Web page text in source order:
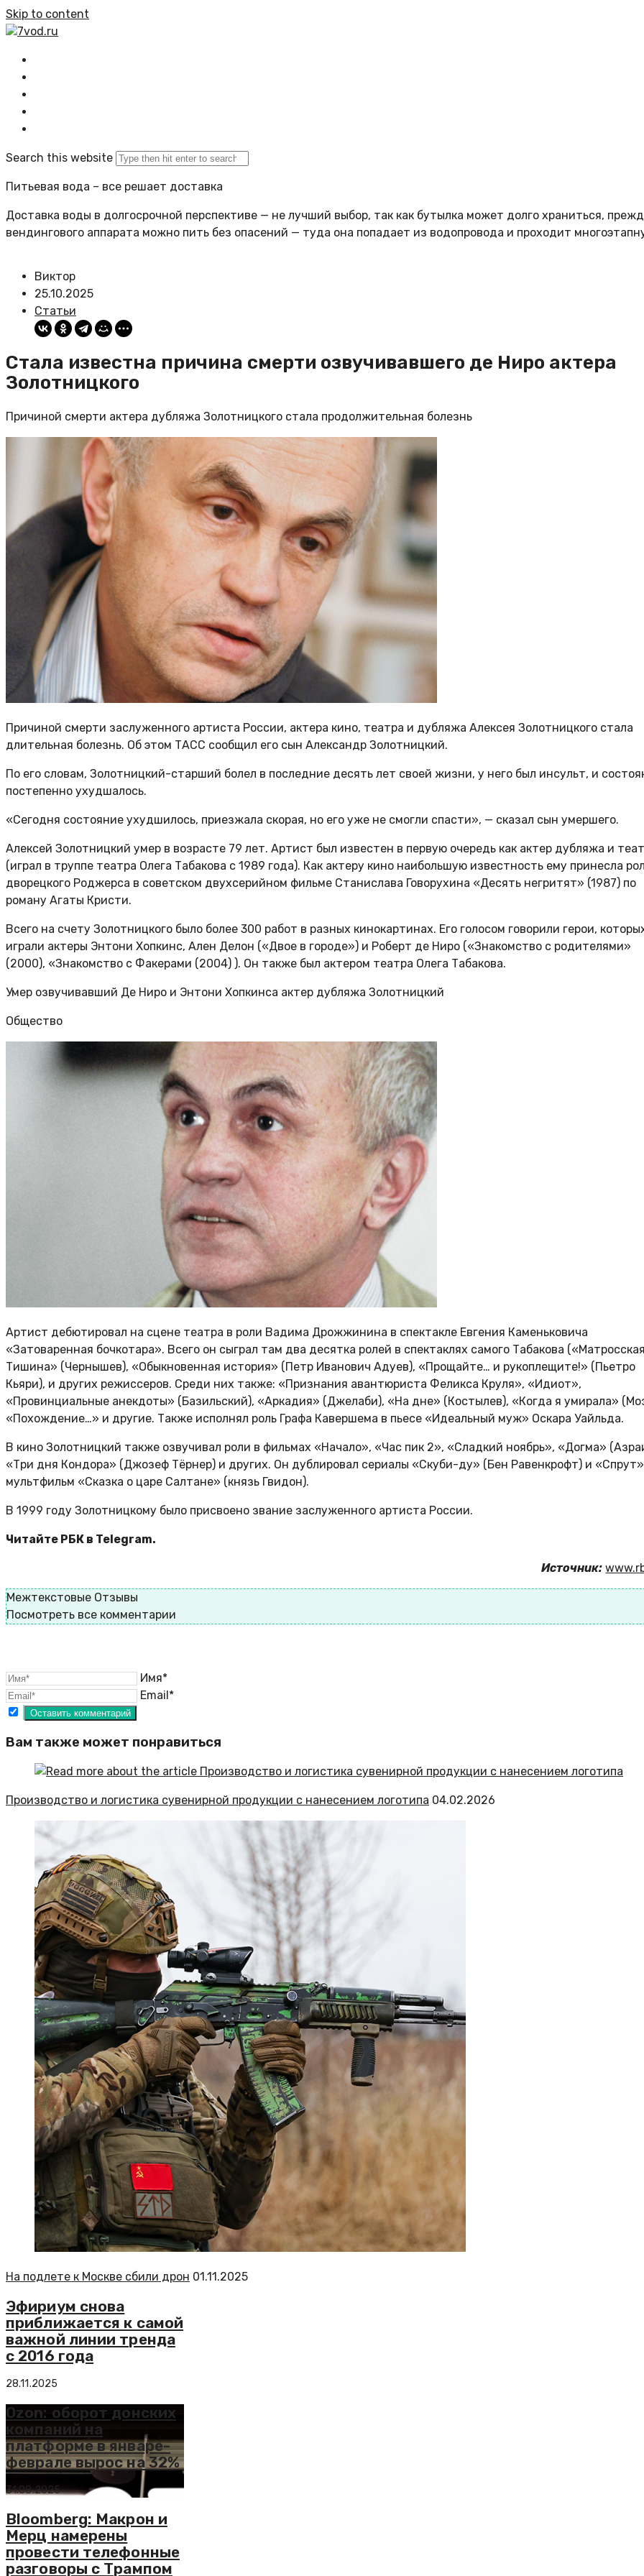
Skip to content
7vod.ru
Search this website
Питьевая вода – все решает доставка
Доставка воды в долгосрочной перспективе — не лучший выбор, так как бутылка может долго храниться,
вендингового аппарата можно пить без опасений — туда она попадает из водопровода и проходит
Виктор
25.10.2025
Статьи
Стала известна причина смерти озвучивавшего де Ниро актера
Золотницкого
Причиной смерти актера дубляжа Золотницкого стала продолжительная болезнь
Причиной смерти заслуженного артиста России, актера кино, театра и дубляжа Алексея Золотницкого стала
длительная болезнь. Об этом ТАСС сообщил его сын Александр Золотницкий.
По его словам, Золотницкий-старший болел в последние десять лет своей жизни, у него был инсульт, и
постепенно ухудшалось.
«Сегодня состояние ухудшилось, приезжала скорая, но его уже не смогли спасти», — сказал сын умершего.
Алексей Золотницкий умер в возрасте 79 лет. Артист был известен в первую очередь как актер дубляжа и
(играл в труппе театра Олега Табакова с 1989 года). Как актеру кино наибольшую известность ему принесла
дворецкого Роджерса в советском двухсерийном фильме Станислава Говорухина «Десять негритят» (1987) по
роману Агаты Кристи.
Всего на счету Золотницкого было более 300 работ в разных кинокартинах. Его голосом говорили герои,
играли актеры Энтони Хопкинс, Ален Делон («Двое в городе») и Роберт де Ниро («Знакомство с родителями»
(2000), «Знакомство с Факерами (2004) ). Он также был актером театра Олега Табакова.
Умер озвучивавший Де Ниро и Энтони Хопкинса актер дубляжа Золотницкий
Общество
Артист дебютировал на сцене театра в роли Вадима Дрожжинина в спектакле Евгения Каменьковича
«Затоваренная бочкотара». Всего он сыграл там два десятка ролей в спектаклях самого Табакова («Матросская
Тишина» (Чернышев), «Обыкновенная история» (Петр Иванович Адуев), «Прощайте… и рукоплещите!» (Пьетро
Кьяри), и других режиссеров. Среди них также: «Признания авантюриста Феликса Круля», «Идиот»,
«Провинциальные анекдоты» (Базильский), «Аркадия» (Джелаби), «На дне» (Костылев), «Когда я умирала»
«Похождение…» и другие. Также исполнял роль Графа Кавершема в пьесе «Идеальный муж» Оскара Уайльда.
В кино Золотницкий также озвучивал роли в фильмах «Начало», «Час пик 2», «Сладкий ноябрь», «Догма»
«Три дня Кондора» (Джозеф Тёрнер) и других. Он дублировал сериалы «Скуби-ду» (Бен Равенкрофт) и
мультфильм «Сказка о царе Салтане» (князь Гвидон).
В 1999 году Золотницкому было присвоено звание заслуженного артиста России.
Читайте РБК в Telegram.
Источник:
Межтекстовые Отзывы
Посмотреть все комментарии
Имя*
Email*
Вам также может понравиться
Производство и логистика сувенирной продукции с нанесением логотипа 04.02.2026
На подлете к Москве сбили дрон 01.11.2025
Эфириум снова
приближается к самой
важной линии тренда
с 2016 года
28.11.2025
Ozon: оборот донских
компаний на
платформе в январе-
феврале вырос на 32%
31.08.2025
Bloomberg: Макрон и
Мерц намерены
провести телефонные
разговоры с Трампом